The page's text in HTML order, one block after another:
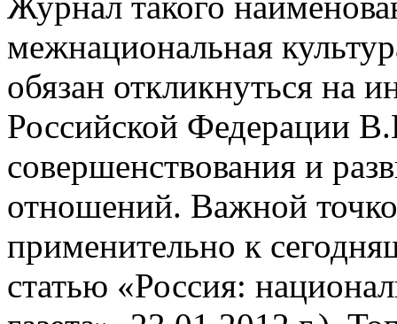
межнациональная
обязан откликнуться на
Российской Федерации
совершенствования и
отношений. Важной
применительно к
статью «Россия: